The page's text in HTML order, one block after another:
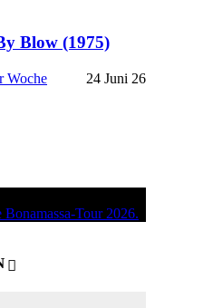
Blow (1975)
Woche 24 Juni 26